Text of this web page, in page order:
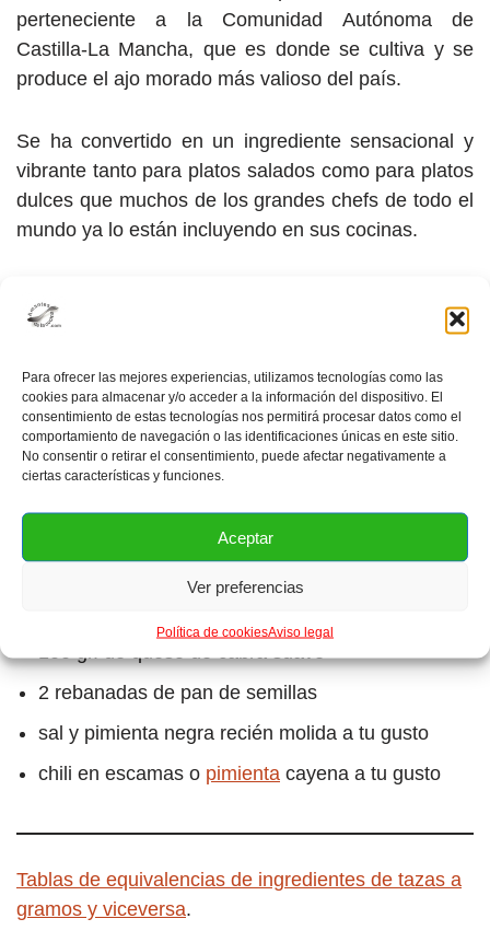
Para ofrecer las mejores experiencias, utilizamos tecnologías como las
cookies para almacenar y/o acceder a la información del dispositivo. El
consentimiento de estas tecnologías nos permitirá procesar datos como el
comportamiento de navegación o las identificaciones únicas en este sitio.
No consentir o retirar el consentimiento, puede afectar negativamente a
ciertas características y funciones.
Aceptar
Ver preferencias
Política de cookiesAviso legal
perteneciente a la Comunidad Autónoma de
Castilla-La Mancha, que es donde se cultiva y se
produce el ajo morado más valioso del país.
Se ha convertido en un ingrediente sensacional y
vibrante tanto para platos salados como para platos
dulces que muchos de los grandes chefs de todo el
mundo ya lo están incluyendo en sus cocinas.
es el protagonista.
INGREDIENTES:
300 gr. tomates cherry San Marzano
½ cebollín o cebollino mediana
2 rebanadas de pan de semillas
sal y pimienta negra recién molida a tu gusto
chili en escamas o pimienta cayena a tu gusto
Tablas de equivalencias de ingredientes de tazas a
gramos y viceversa.